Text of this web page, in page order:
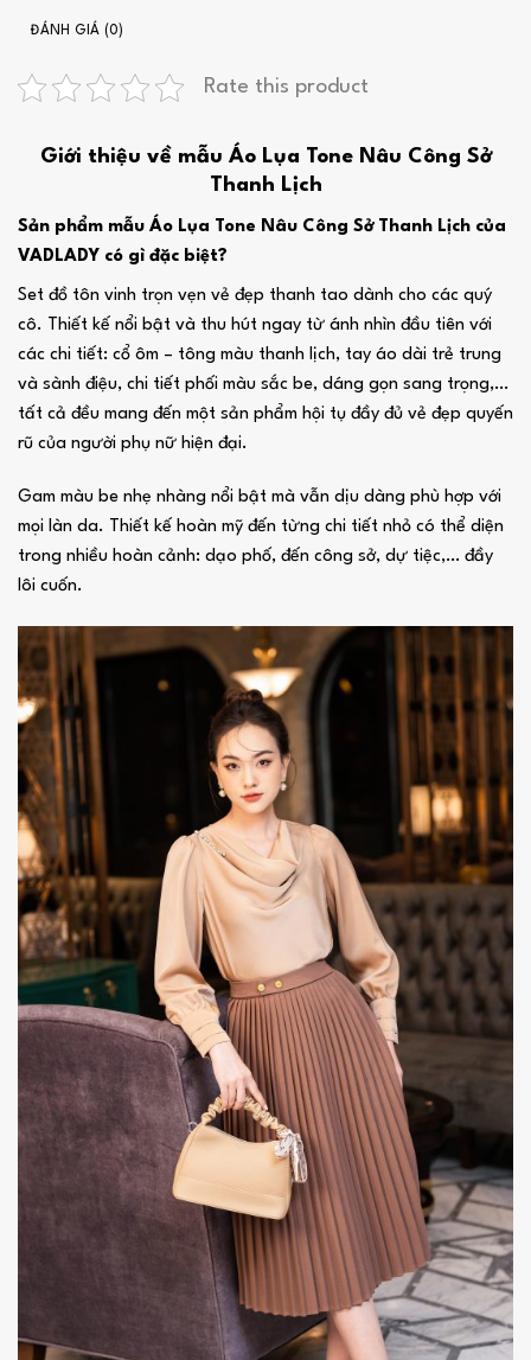
ĐÁNH GIÁ (0)
Rate this product
Giới thiệu về mẫu Áo Lụa Tone Nâu Công Sở
Thanh Lịch
Sản phẩm mẫu Áo Lụa Tone Nâu Công Sở Thanh Lịch của
VADLADY có gì đặc biệt?
Set đồ tôn vinh trọn vẹn vẻ đẹp thanh tao dành cho các quý
cô. Thiết kế nổi bật và thu hút ngay từ ánh nhìn đầu tiên với
các chi tiết: cổ ôm – tông màu thanh lịch, tay áo dài trẻ trung
và sành điệu, chi tiết phối màu sắc be, dáng gọn sang trọng,…
tất cả đều mang đến một sản phẩm hội tụ đầy đủ vẻ đẹp quyến
rũ của người phụ nữ hiện đại.
Gam màu be nhẹ nhàng nổi bật mà vẫn dịu dàng phù hợp với
mọi làn da. Thiết kế hoàn mỹ đến từng chi tiết nhỏ có thể diện
trong nhiều hoàn cảnh: dạo phố, đến công sở, dự tiệc,… đầy
lôi cuốn.